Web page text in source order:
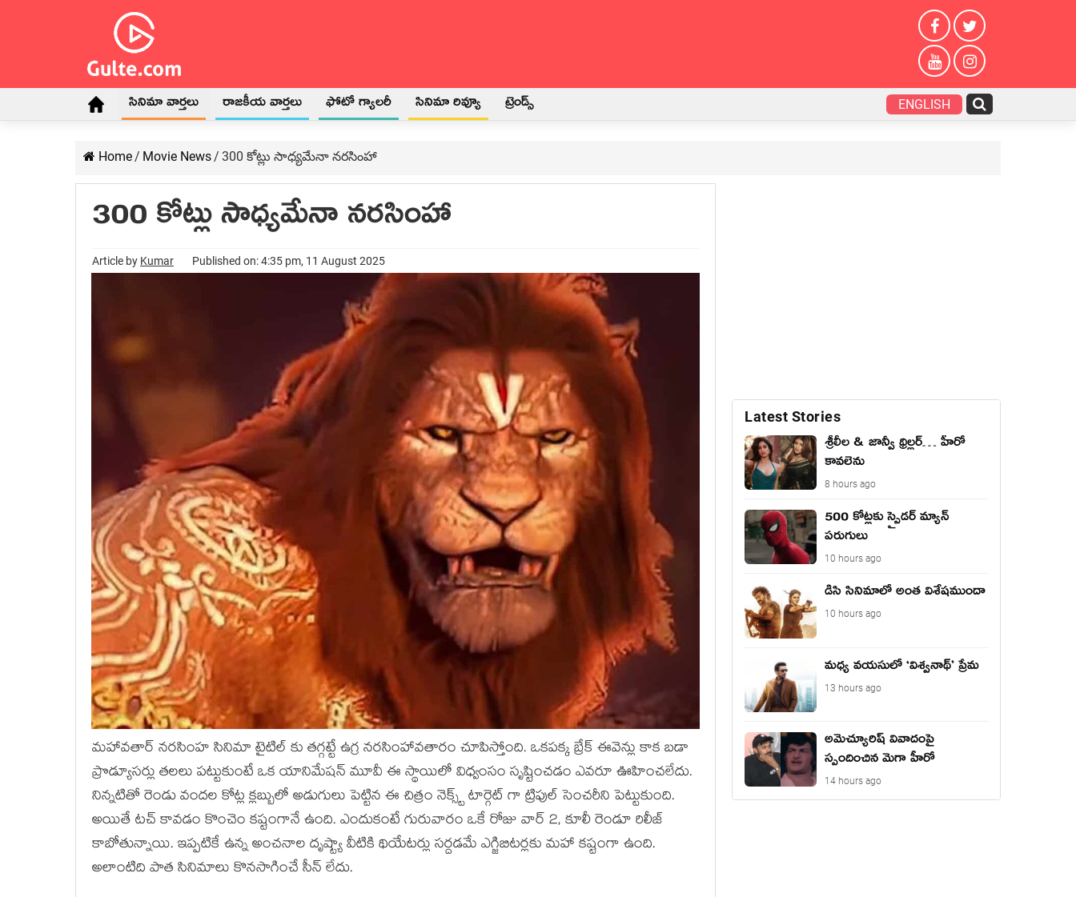
సినిమా వార్తలు రాజకీయ వార్తలు ఫోటో గ్యాలరీ సినిమా రివ్యూ ట్రెండ్స్ ENGLISH
Home/ Movie News/ 300 కోట్లు సాధ్యమేనా నరసింహా
300 కోట్లు సాధ్యమేనా నరసింహా
Article by Kumar Published on: 4:35 pm, 11 August 2025
మహావతార్ నరసింహ సినిమా టైటిల్ కు తగ్గట్టే ఉగ్ర నరసింహావతారం చూపిస్తోంది. ఒకపక్క బ్రేక్ ఈవెన్లు కాక బడా
ప్రొడ్యూసర్లు తలలు పట్టుకుంటే ఒక యానిమేషన్ మూవీ ఈ స్థాయిలో విధ్వంసం సృష్టించడం ఎవరూ ఊహించలేదు.
నిన్నటితో రెండు వందల కోట్ల క్లబ్బులో అడుగులు పెట్టిన ఈ చిత్రం నెక్స్ట్ టార్గెట్ గా ట్రిపుల్ సెంచరీని పెట్టుకుంది.
అయితే టచ్ కావడం కొంచెం కష్టంగానే ఉంది. ఎందుకంటే గురువారం ఒకే రోజు వార్ 2, కూలీ రెండూ రిలీజ్
కాబోతున్నాయి. ఇప్పటికే ఉన్న అంచనాల దృష్ట్యా వీటికి థియేటర్లు సర్దడమే ఎగ్జిబిటర్లకు మహా కష్టంగా ఉంది.
అలాంటిది పాత సినిమాలు కొనసాగించే సీన్ లేదు.
Latest Stories
శ్రీలీల & జాన్వీ థ్రిల్లర్… హీరో
కావలెను
8 hours ago
500 కోట్లకు స్పైడర్ మ్యాన్
పరుగులు
10 hours ago
డిసి సినిమాలో అంత విశేషముందా
10 hours ago
మధ్య వయసులో ‘విశ్వనాథ్’ ప్రేమ
13 hours ago
అమెచ్యూరిష్ వివాదంపై
స్పందించిన మెగా హీరో
14 hours ago